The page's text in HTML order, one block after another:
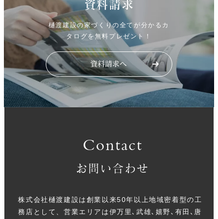
資料請求
樋渡建設の家づくりの全てが分かるカ
タログを無料プレゼント！
Contact
お問い合わせ
株式会社樋渡建設は創業以来50年以上地域密着型の工
務店として、営業エリアは伊万里､武雄､嬉野､有田､唐